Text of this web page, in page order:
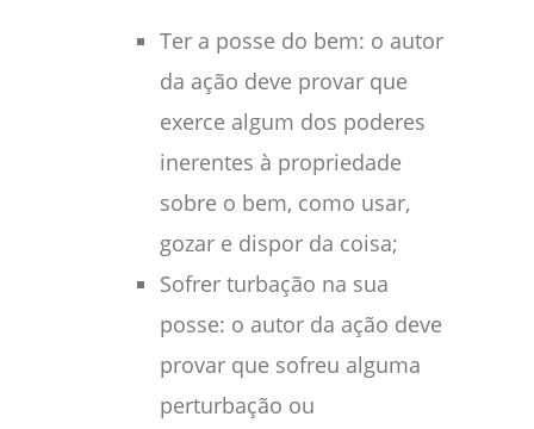
Ter a posse do bem: o autor
da ação deve provar que
exerce algum dos poderes
inerentes à propriedade
sobre o bem, como usar,
gozar e dispor da coisa;
Sofrer turbação na sua
posse: o autor da ação deve
provar que sofreu alguma
perturbação ou